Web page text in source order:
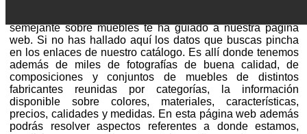
semejante sobre muebles te ha guiado a nuestra página
web. Si no has hallado aquí los datos que buscas pincha
en los enlaces de nuestro catálogo. Es allí donde tenemos
además de miles de fotografías de buena calidad, de
composiciones y conjuntos de muebles de distintos
fabricantes reunidas por categorías, la información
disponible sobre colores, materiales, características,
precios, calidades y medidas. En esta página web además
podrás resolver aspectos referentes a donde estamos,